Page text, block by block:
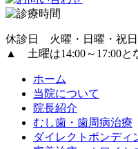
休診日 火曜・日曜・祝日
▲ 土曜は14:00～17:00と
ホーム
当院について
院長紹介
むし歯・歯周病治療
ダイレクトボンディ